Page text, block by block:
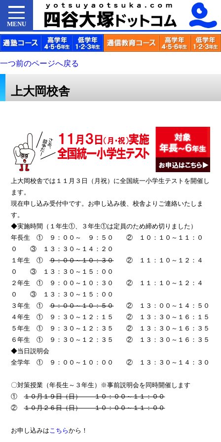
MENU
一つ前のページへ戻る
上大岡校舎
上大岡校舎では１１月３日（月祝）に全国統一小学生テストを開催し
ます。
現在申し込み受付中です。お申し込み後、校舎よりご連絡いたしま
す。
◆実施時間（１年生①、３年生①は定員のため締め切りました）
年長生 ① ９：００～ ９：５０ ② １０：１０～１１：０
０ ③ １３：３０～１４：２０
１年生 ①９：００～１０：３０② １１：１０～１２：４
０ ③ １３：３０～１５：００
２年生 ① ９：００～１０：３０ ② １１：１０～１２：４
０ ③ １３：３０～１５：００
３年生 ①９：００～１０：５０② １３：００～１４：５０
４年生 ① ９：３０～１２：１５ ② １３：３０～１６：１５
５年生 ① ９：３０～１２：３５ ② １３：３０～１６：３５
６年生 ① ９：３０～１２：３５ ② １３：３０～１６：３５
◆当日説明会
全学年 ① ９：００～１０：００ ② １３：３０～１４：３０
〇対策授業（年長生～３年生）※事前説明会を同時開催します
①１０月１９日（日） １０：００～１１：００
②１０月２６日（日） １０：００～１１：００
お申し込みはこちらから！